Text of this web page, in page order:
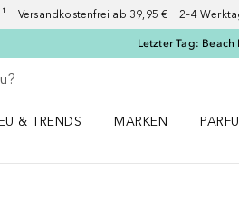
¹ Versandkostenfrei ab 39,95 € 2–4
Letzter Tag:
& TRENDS
MARKEN